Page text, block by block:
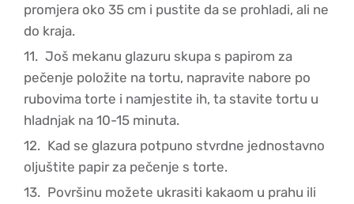
promjera oko 35 cm i pustite da se prohladi, ali ne
do kraja.
Još mekanu glazuru skupa s papirom za
pečenje položite na tortu, napravite nabore po
rubovima torte i namjestite ih, ta stavite tortu u
hladnjak na 10-15 minuta.
Kad se glazura potpuno stvrdne jednostavno
oljuštite papir za pečenje s torte.
Površinu možete ukrasiti kakaom u prahu ili